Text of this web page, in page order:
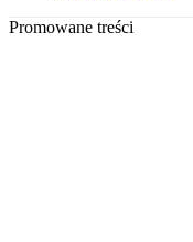
Promowane treści